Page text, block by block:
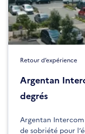
Retour d’expérience
Argentan
degrés
Argentan Intercom
de sobriété pour